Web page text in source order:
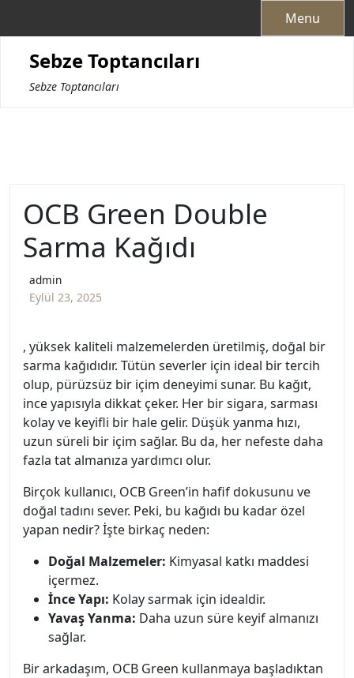
Menu
Sebze Toptancıları
Sebze Toptancıları
OCB Green Double
Sarma Kağıdı
admin
Eylül 23, 2025
, yüksek kaliteli malzemelerden üretilmiş, doğal bir
sarma kağıdıdır. Tütün severler için ideal bir tercih
olup, pürüzsüz bir içim deneyimi sunar. Bu kağıt,
ince yapısıyla dikkat çeker. Her bir sigara, sarması
kolay ve keyifli bir hale gelir. Düşük yanma hızı,
uzun süreli bir içim sağlar. Bu da, her nefeste daha
fazla tat almanıza yardımcı olur.
Birçok kullanıcı, OCB Green’in hafif dokusunu ve
doğal tadını sever. Peki, bu kağıdı bu kadar özel
yapan nedir? İşte birkaç neden:
Doğal Malzemeler: Kimyasal katkı maddesi
içermez.
İnce Yapı: Kolay sarmak için idealdir.
Yavaş Yanma: Daha uzun süre keyif almanızı
sağlar.
Bir arkadaşım, OCB Green kullanmaya başladıktan